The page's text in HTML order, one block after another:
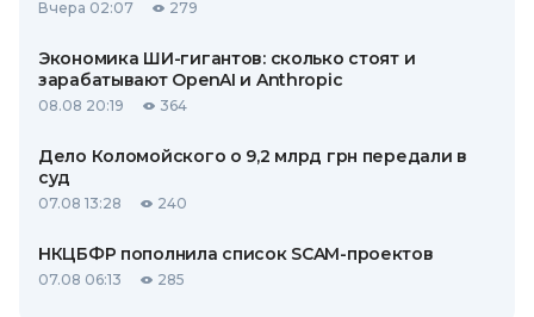
Вчера 02:07 279
Экономика ШИ-гигантов: сколько стоят и
зарабатывают OpenAI и Anthropic
08.08 20:19 364
Дело Коломойского о 9,2 млрд грн передали в
суд
07.08 13:28 240
НКЦБФР пополнила список SCAM-проектов
07.08 06:13 285